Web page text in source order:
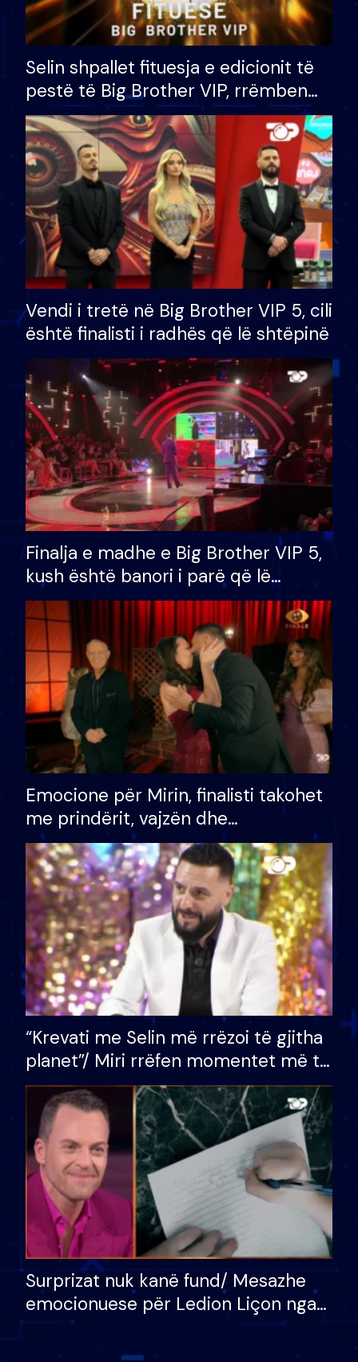
Selin shpallet fituesja e edicionit të
pestë të Big Brother VIP, rrëmben
çmimin e madh prej 100 mijë eurosh
Vendi i tretë në Big Brother VIP 5, cili
është finalisti i radhës që lë shtëpinë
Finalja e madhe e Big Brother VIP 5,
kush është banori i parë që lë
shtëpinë dhe humb mundësinë për
të fituar çmimin e madh
Emocione për Mirin, finalisti takohet
me prindërit, vajzën dhe
bashkëshorten: S’kemi ndonjë letër
divorci apo jo?
“Krevati me Selin më rrëzoi të gjitha
planet”/ Miri rrëfen momentet më të
bukura në shtëpinë e BB VIP: Do më
mungojë zilja e mëngjesit kur…
Surprizat nuk kanë fund/ Mesazhe
emocionuese për Ledion Liçon nga
nëna dhe fëmijët e tij, moderatori
nuk i mban dot lotët: Nuk meritoj…